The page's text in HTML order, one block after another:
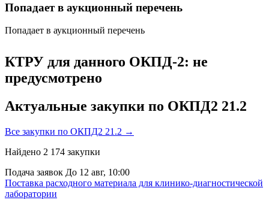
Попадает в аукционный перечень
Попадает в аукционный перечень
КТРУ для данного ОКПД-2: не
предусмотрено
Актуальные закупки по ОКПД2 21.2
Все закупки по ОКПД2 21.2 →
Найдено 2 174 закупки
Подача заявок До 12 авг, 10:00
Поставка расходного материала для клинико-диагностической
лаборатории